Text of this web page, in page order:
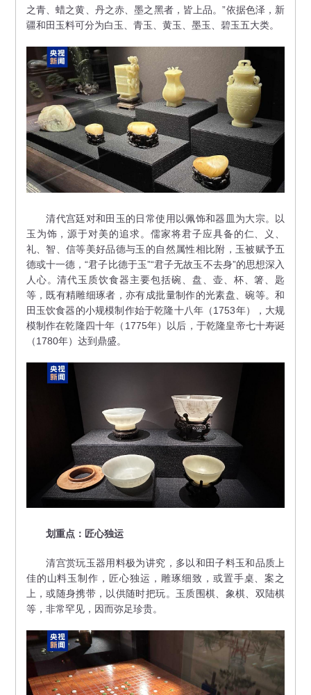
之青、蜡之黄、丹之赤、墨之黑者，皆上品。”依据色泽，新
疆和田玉料可分为白玉、青玉、黄玉、墨玉、碧玉五大类。
清代宫廷对和田玉的日常使用以佩饰和器皿为大宗。以
玉为饰，源于对美的追求。儒家将君子应具备的仁、义、
礼、智、信等美好品德与玉的自然属性相比附，玉被赋予五
德或十一德，“君子比德于玉”“君子无故玉不去身”的思想深入
人心。清代玉质饮食器主要包括碗、盘、壶、杯、箸、匙
等，既有精雕细琢者，亦有成批量制作的光素盘、碗等。和
田玉饮食器的小规模制作始于乾隆十八年（1753年），大规
模制作在乾隆四十年（1775年）以后，于乾隆皇帝七十寿诞
（1780年）达到鼎盛。
划重点：匠心独运
清宫赏玩玉器用料极为讲究，多以和田子料玉和品质上
佳的山料玉制作，匠心独运，雕琢细致，或置手桌、案之
上，或随身携带，以供随时把玩。玉质围棋、象棋、双陆棋
等，非常罕见，因而弥足珍贵。